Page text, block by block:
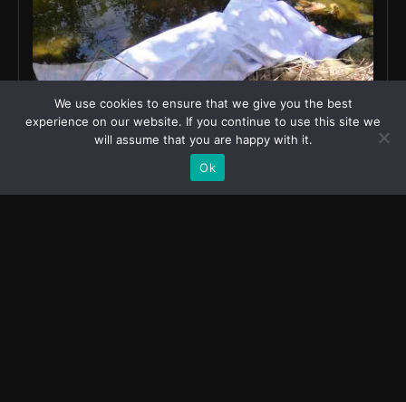
We use cookies to ensure that we give you the best
experience on our website. If you continue to use this site we
will assume that you are happy with it.
Ok